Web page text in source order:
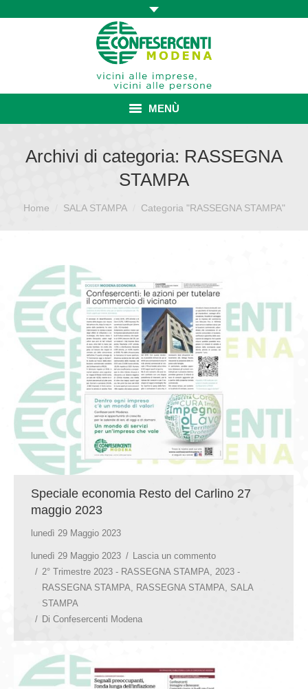
MENÙ
ASSOCIAZIONE
ISCRIZIONE E VANTAGGI
CATEGORIE SINDACALI
SERVIZI
GIOVEDÌ GASTRONOMICI
COMUNICATI E NEWS
CONTATTI
Archivi di categoria: RASSEGNA
STAMPA
Sei qui:
Home SALA STAMPA Categoria "RASSEGNA STAMPA"
Speciale economia Resto del Carlino 27
maggio 2023
lunedì 29 Maggio 2023
lunedì 29 Maggio 2023
Lascia un commento
2° Trimestre 2023 - RASSEGNA STAMPA, 2023 -
RASSEGNA STAMPA, RASSEGNA STAMPA, SALA
STAMPA
Di Confesercenti Modena